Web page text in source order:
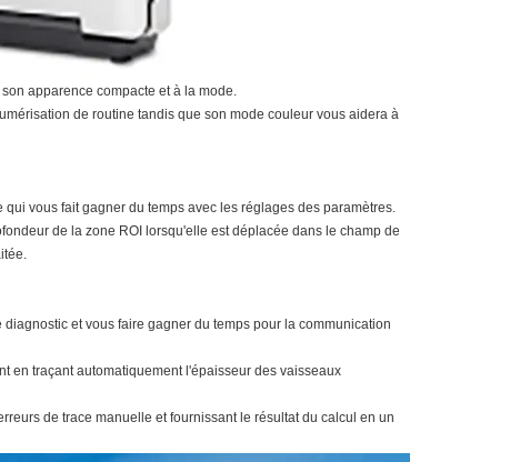
apparence compacte et à la mode.
de routine tandis que son mode couleur vous aidera à
vous fait gagner du temps avec les réglages des paramètres.
de la zone ROI lorsqu'elle est déplacée dans le champ de
et vous faire gagner du temps pour la communication
en traçant automatiquement l'épaisseur des vaisseaux
de trace manuelle et fournissant le résultat du calcul en un